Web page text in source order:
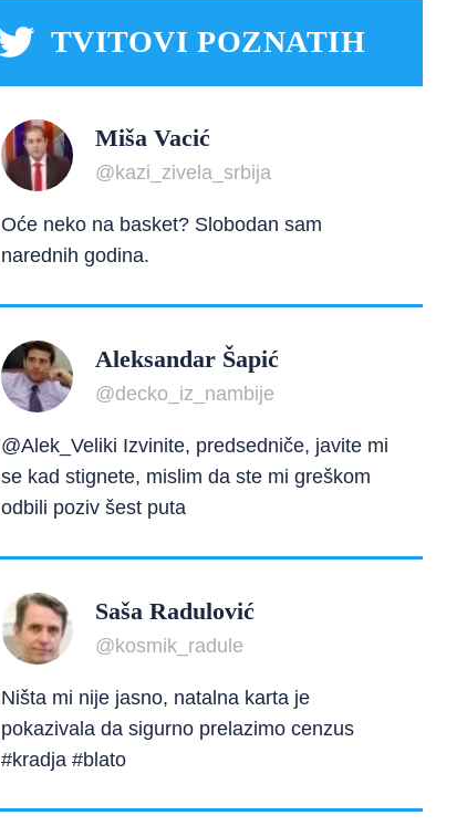
TVITOVI POZNATIH
Miša Vacić
@kazi_zivela_srbija
Oće neko na basket? Slobodan sam
narednih godina.
Aleksandar Šapić
@decko_iz_nambije
@Alek_Veliki Izvinite, predsedniče, javite mi
se kad stignete, mislim da ste mi greškom
odbili poziv šest puta
Saša Radulović
@kosmik_radule
Ništa mi nije jasno, natalna karta je
pokazivala da sigurno prelazimo cenzus
#kradja #blato